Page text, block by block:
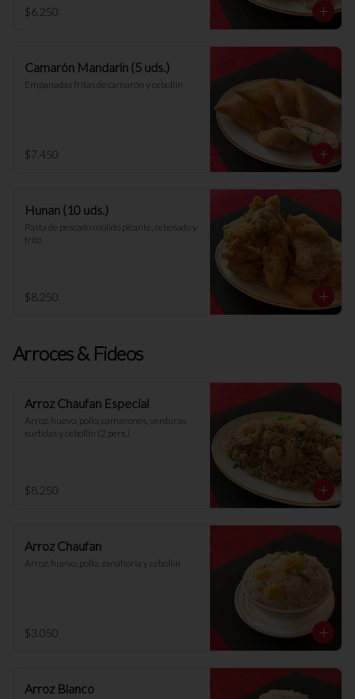
$6.250
Camarón Mandarín (5 uds.)
Empanadas fritas de camarón y cebollín
$7.450
Hunan (10 uds.)
Pasta de pescado molido picante, rebosado y
frito
$8.250
Arroces & Fideos
Arroz Chaufan Especial
Arroz, huevo, pollo, camarones, verduras
surtidas y cebollín (2 pers.)
$8.250
Arroz Chaufan
Arroz, huevo, pollo, zanahoria y cebollín
$3.050
Arroz Blanco